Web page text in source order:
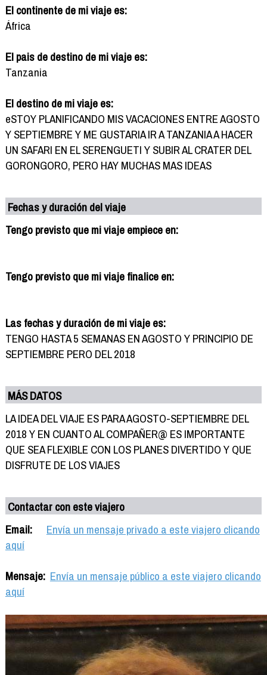
El continente de mi viaje es:
África
El pais de destino de mi viaje es:
Tanzania
El destino de mi viaje es:
eSTOY PLANIFICANDO MIS VACACIONES ENTRE AGOSTO
Y SEPTIEMBRE Y ME GUSTARIA IR A TANZANIA A HACER
UN SAFARI EN EL SERENGUETI Y SUBIR AL CRATER DEL
GORONGORO, PERO HAY MUCHAS MAS IDEAS
Fechas y duración del viaje
Tengo previsto que mi viaje empiece en:
Tengo previsto que mi viaje finalice en:
Las fechas y duración de mi viaje es:
TENGO HASTA 5 SEMANAS EN AGOSTO Y PRINCIPIO DE
SEPTIEMBRE PERO DEL 2018
MÁS DATOS
LA IDEA DEL VIAJE ES PARA AGOSTO-SEPTIEMBRE DEL
2018 Y EN CUANTO AL COMPAÑER@ ES IMPORTANTE
QUE SEA FLEXIBLE CON LOS PLANES DIVERTIDO Y QUE
DISFRUTE DE LOS VIAJES
Contactar con este viajero
Email:
Envía un mensaje privado a este viajero clicando
aquí
Mensaje: Envía un mensaje público a este viajero clicando
aquí